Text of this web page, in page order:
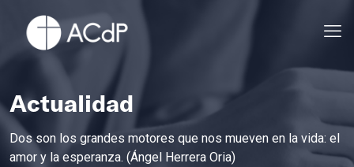
Actualidad
Dos son los grandes motores que nos mueven en la vida: el
amor y la esperanza. (Ángel Herrera Oria)